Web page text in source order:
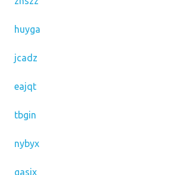
huyga
jcadz
eajqt
tbgin
nybyx
gasix